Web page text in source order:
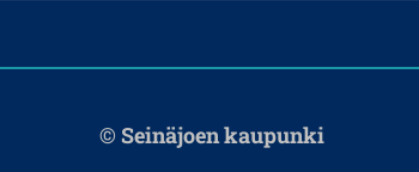
© Seinäjoen kaupunki